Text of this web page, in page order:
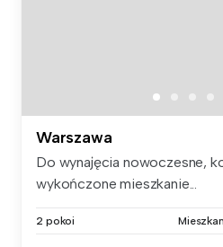
Warszawa
Do wynajęcia nowoczesne,
wykończone mieszkanie...
2 pokoi